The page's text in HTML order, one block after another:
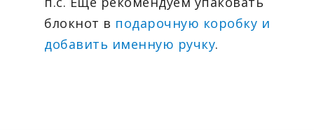
блокнот в подарочную коробку и
добавить именную ручку.